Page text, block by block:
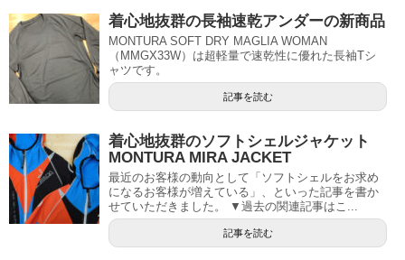
着心地抜群の長袖速乾アンダーの新商品
MONTURA SOFT DRY MAGLIA WOMAN
（MMGX33W）は超軽量で速乾性に優れた長袖Tシ
ャツです。
記事を読む
着心地抜群のソフトシェルジャケット
MONTURA MIRA JACKET
最近のお客様の動向として「ソフトシェルをお求め
になるお客様が増えている」、といった記事を書か
せていただきました。 ▼過去の関連記事はこ...
記事を読む